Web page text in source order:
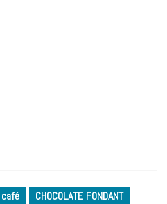
café
CHOCOLATE FONDANT